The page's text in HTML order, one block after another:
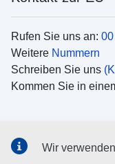
Rufen Sie uns an:
Weitere Nummern
Schreiben Sie uns
Kommen Sie in
Wir